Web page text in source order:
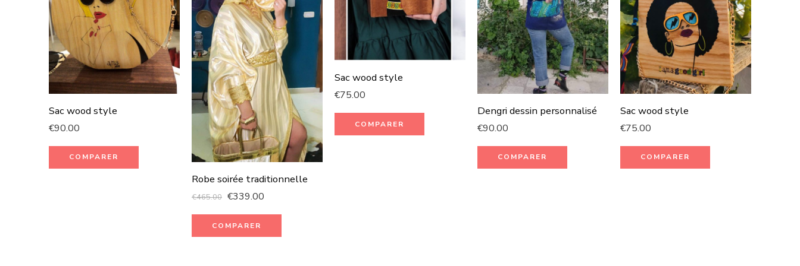
Sac wood style
€90.00
COMPARER
Robe soirée traditionnelle
€465.00 €339.00
COMPARER
Sac wood style
€75.00
COMPARER
Dengri dessin personnalisé
€90.00
COMPARER
Sac wood style
€75.00
COMPARER